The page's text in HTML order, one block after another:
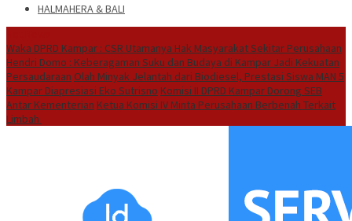
HALMAHERA & BALI
Waka DPRD Kampar : CSR Utamanya Hak Masyarakat Sekitar Perusahaan
Hendri Domo : Keberagaman Suku dan Budaya di Kampar Jadi Kekuatan
Persaudaraan Olah Minyak Jelantah dari Biodiesel, Prestasi Siswa MAN 5
Kampar Diapresiasi Eko Sutrisno Komisi II DPRD Kampar Dorong SEB
Antar Kementerian Ketua Komisi IV Minta Perusahaan Berbenah Terkait
Limbah